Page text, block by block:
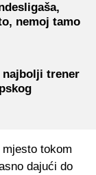
nemoj tamo
najbolji trener
tokom
dajući do